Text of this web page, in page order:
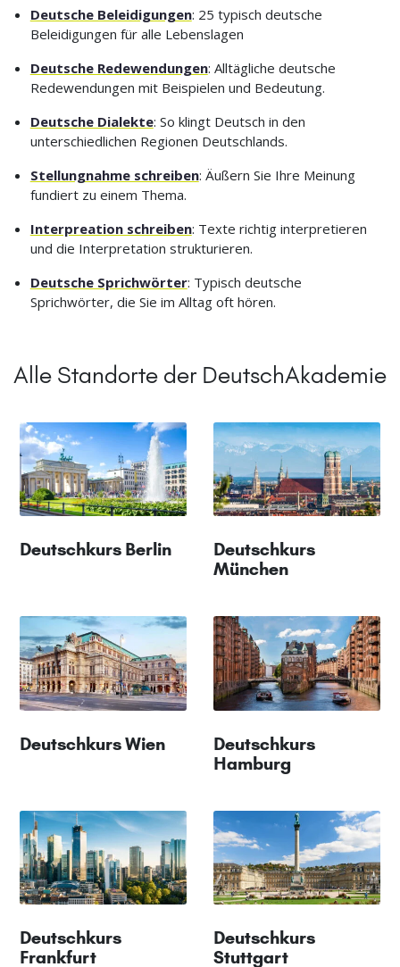
Deutsche Beleidigungen: 25 typisch deutsche
Beleidigungen für alle Lebenslagen
Deutsche Redewendungen: Alltägliche deutsche
Redewendungen mit Beispielen und Bedeutung.
Deutsche Dialekte: So klingt Deutsch in den
unterschiedlichen Regionen Deutschlands.
Stellungnahme schreiben: Äußern Sie Ihre Meinung
fundiert zu einem Thema.
Interpreation schreiben: Texte richtig interpretieren
und die Interpretation strukturieren.
Deutsche Sprichwörter: Typisch deutsche
Sprichwörter, die Sie im Alltag oft hören.
Alle Standorte der DeutschAkademie
Deutschkurs Berlin
Deutschkurs
München
Deutschkurs Wien
Deutschkurs
Hamburg
Deutschkurs
Frankfurt
Deutschkurs
Stuttgart